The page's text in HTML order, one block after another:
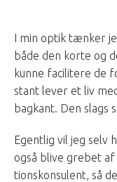
I min optik tænker
både den korte og
kunne facilitere de
stant lever et liv
bagkant. Den slags
Egentlig vil jeg selv
også blive gre­bet
tion­skon­sulent, så